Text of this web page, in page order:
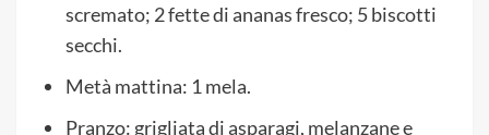
scremato; 2 fette di ananas fresco; 5 biscotti
secchi.
Metà mattina: 1 mela.
Pranzo: grigliata di asparagi, melanzane e